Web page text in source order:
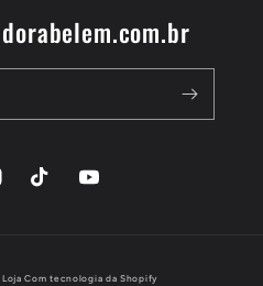
TikTok YouTube
Com tecnologia da Shopify